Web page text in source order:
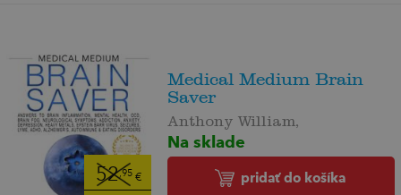
52,95€
Medical Medium Brain
Saver
Anthony William,
Na sklade
pridať do košíka